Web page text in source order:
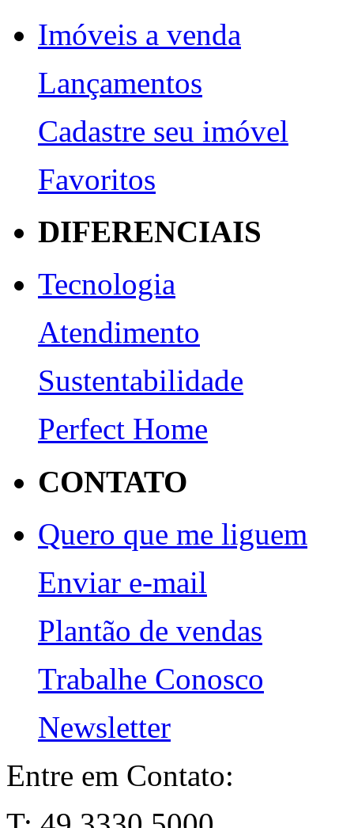
Imóveis a venda
Lançamentos
Cadastre seu imóvel
Favoritos
DIFERENCIAIS
Tecnologia
Atendimento
Sustentabilidade
Perfect Home
CONTATO
Quero que me liguem
Enviar e-mail
Plantão de vendas
Trabalhe Conosco
Newsletter
Entre em Contato: